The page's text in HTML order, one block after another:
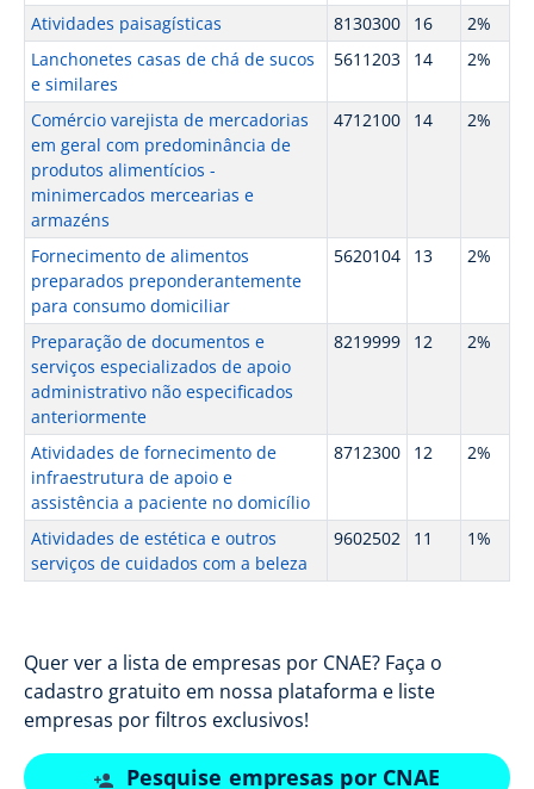
Atividades paisagísticas
8130300 16
2%
Lanchonetes casas de chá de sucos
e similares
5611203 14 2%
Comércio varejista de mercadorias
em geral com predominância de
produtos alimentícios -
minimercados mercearias e
armazéns
4712100 14 2%
Fornecimento de alimentos
preparados preponderantemente
para consumo domiciliar
5620104 13 2%
Preparação de documentos e
serviços especializados de apoio
administrativo não especificados
anteriormente
8219999 12 2%
Atividades de fornecimento de
infraestrutura de apoio e
assistência a paciente no domicílio
8712300 12 2%
Atividades de estética e outros
serviços de cuidados com a beleza
9602502 11 1%
Quer ver a lista de empresas por CNAE? Faça o
cadastro gratuito em nossa plataforma e liste
empresas por filtros exclusivos!
Pesquise empresas por CNAE